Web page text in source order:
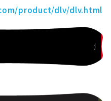
product/dlv/dlv.html